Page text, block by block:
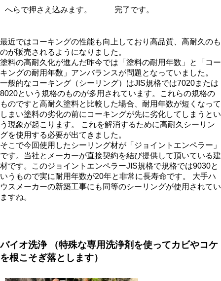
へらで押さえ込みます。 完了です。
最近ではコーキングの性能も向上しており高品質、高耐久のも
のが販売されるようになりました。
塗料の高耐久化が進んだ昨今では「塗料の耐用年数」と「コー
キングの耐用年数」アンバランスが問題となっていました。
一般的なコーキング（シーリング）はJIS規格では7020または
8020という規格のものが多用されています。これらの規格の
ものですと高耐久塗料と比較した場合、耐用年数が短くなって
しまい塗料の劣化の前にコーキングが先に劣化してしまうとい
う現象が起こります。 これを解消するために高耐久シーリン
グを使用する必要が出てきました。
そこで今回使用したシーリング材が「ジョイントエンペラー」
です。当社とメーカーが直接契約を結び提供して頂いている建
材です。このジョイントエンペラーJIS規格で規格では9030と
いうもので実に耐用年数が20年と非常に長寿命です。 大手ハ
ウスメーカーの新築工事にも同等のシーリングが使用されてい
ますね。
バイオ洗浄（特殊な専用洗浄剤を使ってカビやコケ
を根こそぎ落とします）